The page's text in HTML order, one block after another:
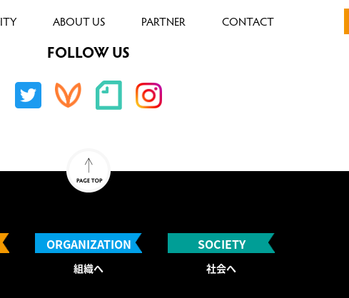
ABOUT US PARTNER CONTACT
FOLLOW US
ORGANIZATION
組織へ
SOCIETY
社会へ